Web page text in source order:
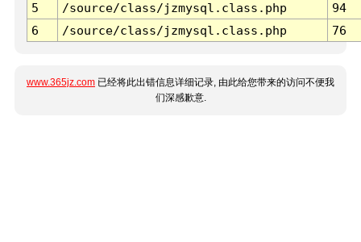
5
/source/class/jzmysql.class.php
94
6
/source/class/jzmysql.class.php 76
www.365jz.com 已经将此出错信息详细记录, 由此给您带来的访问不便我
们深感歉意.